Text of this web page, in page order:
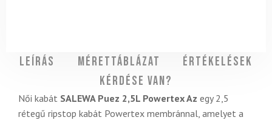
Leírás Mérettáblázat
Értékelések
Kérdése van?
Női kabát SALEWA Puez 2,5L PowertexAz egy 2,5
rétegű ripstop kabát Powertex membránnal, amelyet a